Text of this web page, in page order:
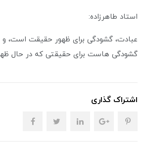
استاد طاهرزاده:
عبادت، گشودگی برای ظهور حقیقت
گشودگی هاست برای حقیقتی که در حال
اشتراک گذاری